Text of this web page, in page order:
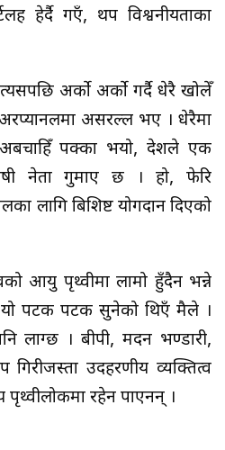
हेर्दै गएँ, थप विश्वनीयताका
अर्को अर्को गर्दै धेरै खोलेँ
असरल्ल भए । धेरैमा
पक्का भयो, देशले एक
नेता गुमाए छ । हो, फेरि
लागि बिशिष्ट योगदान दिएको
आयु पृथ्वीमा लामो हुँदैन भन्ने
पटक पटक सुनेको थिएँ मैले ।
लाग्छ । बीपी, मदन भण्डारी,
गिरीजस्ता उदहरणीय व्यक्तित्व
रहेन पाएनन् ।